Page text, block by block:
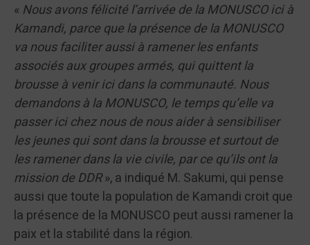
« Nous avons félicité l’arrivée de la MONUSCO ici à
Kamandi, parce que la présence de la MONUSCO
va nous faciliter aussi à ramener les enfants
associés aux groupes armés, qui quittent la
brousse à venir ici dans la communauté. Nous
demandons à la MONUSCO, le temps qu’elle va
passer ici chez nous de nous aider à sensibiliser
les jeunes qui sont dans la brousse et surtout de
les ramener dans la vie civile, par ce qu’ils ont la
mission de DDR», a indiqué M. Sakumi, qui pense
aussi que toute la population de Kamandi croit que
la présence de la MONUSCO peut aussi ramener la
paix et la stabilité dans la région.